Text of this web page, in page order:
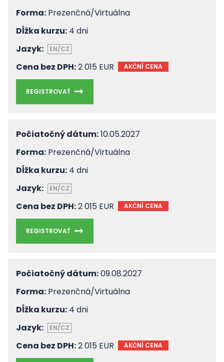
Forma: Prezenčná/Virtuálna
Dĺžka kurzu: 4 dni
Jazyk:
EN/CZ
Cena bez DPH:2 015 EUR AKČNÍ CENA
REGISTROVAŤ
Počiatočný dátum:10.05.2027
Forma: Prezenčná/Virtuálna
Dĺžka kurzu: 4 dni
Jazyk:
EN/CZ
Cena bez DPH:2 015 EUR AKČNÍ CENA
REGISTROVAŤ
Počiatočný dátum:09.08.2027
Forma: Prezenčná/Virtuálna
Dĺžka kurzu: 4 dni
Jazyk:
EN/CZ
Cena bez DPH:2 015 EUR AKČNÍ CENA